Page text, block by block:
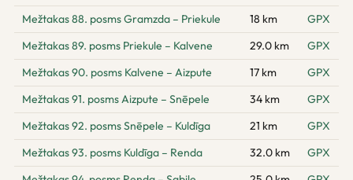
Mežtakas 88. posms Gramzda – Priekule 18 km
GPX
Mežtakas 89. posms Priekule – Kalvene
29.0 km
GPX
Mežtakas 90. posms Kalvene – Aizpute
17 km
GPX
Mežtakas 91. posms Aizpute – Snēpele
34 km
GPX
Mežtakas 92. posms Snēpele – Kuldīga
21 km
GPX
Mežtakas 93. posms Kuldīga – Renda
32.0 km
GPX